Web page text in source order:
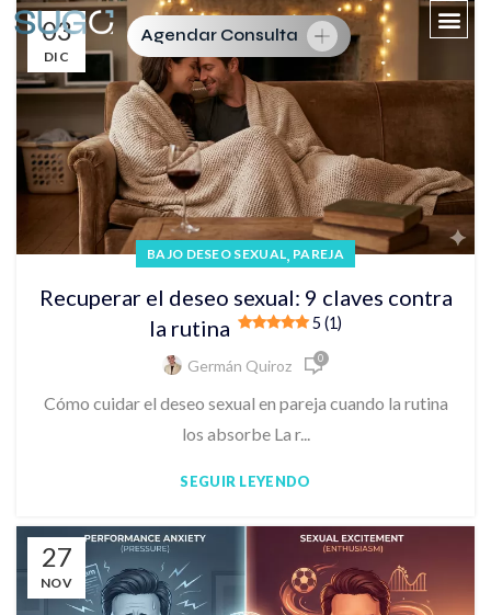
Agendar Consulta
03
DIC
BAJO DESEO SEXUAL PAREJA
Recuperar el deseo sexual: 9 claves contra
la rutina
5 (1)
Germán Quiroz 0
Cómo cuidar el deseo sexual en pareja cuando la rutina
los absorbe La r...
SEGUIR LEYENDO
27
NOV